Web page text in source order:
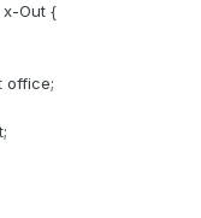
Out {